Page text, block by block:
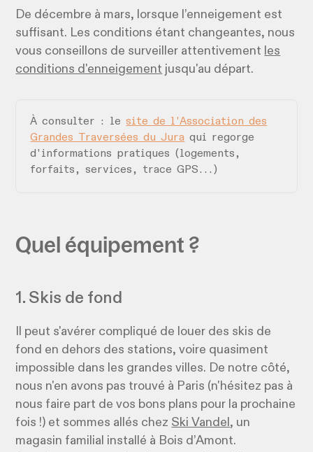
De décembre à mars, lorsque l’enneigement est
suffisant. Les conditions étant changeantes, nous
vous conseillons de surveiller attentivement les
conditions d'enneigement jusqu'au départ.
À consulter : lesite de l'Association des
Grandes Traversées du Jura qui regorge
d'informations pratiques (logements,
forfaits, services, trace GPS...)
Quel équipement ?
1. Skis de fond
Il peut s'avérer compliqué de louer des skis de
fond en dehors des stations, voire quasiment
impossible dans les grandes villes. De notre côté,
nous n'en avons pas trouvé à Paris (n'hésitez pas à
nous faire part de vos bons plans pour la prochaine
fois !) et sommes allés chez Ski Vandel , un
magasin familial installé à Bois d’Amont.